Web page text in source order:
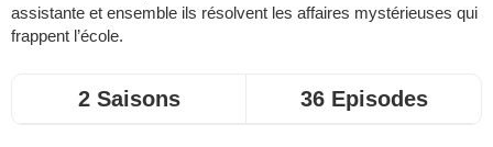
assistante et ensemble ils résolvent les affaires mystérieuses qui
frappent l’école.
2 Saisons 36 Episodes